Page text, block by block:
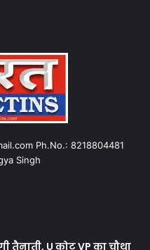
Ph.No.: 8218804481
Singh
तैनाती, U कोट VP का चौथा